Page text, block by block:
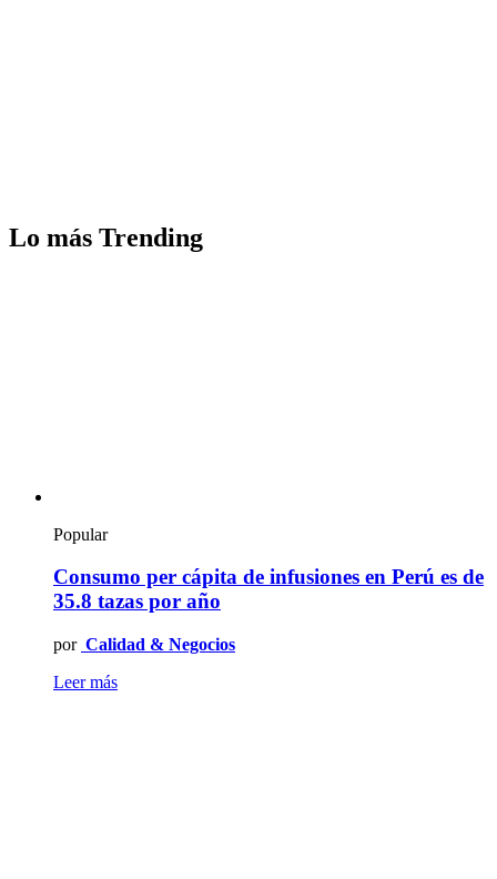
Lo más Trending
Popular
Consumo per cápita de infusiones en Perú es de
35.8 tazas por año
por Calidad & Negocios
Leer más